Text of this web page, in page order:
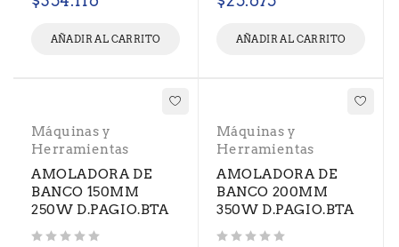
AÑADIR AL CARRITO AÑADIR AL CARRITO
Máquinas y
Herramientas
AMOLADORA DE
BANCO 150MM
250W D.PAGIO.BTA
Máquinas y
Herramientas
AMOLADORA DE
BANCO 200MM
350W D.PAGIO.BTA